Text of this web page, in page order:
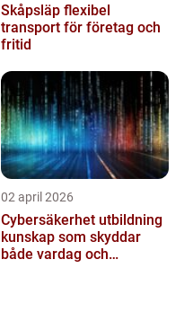
Skåpsläp flexibel
transport för företag och
fritid
02 april 2026
Cybersäkerhet utbildning
kunskap som skyddar
både vardag och